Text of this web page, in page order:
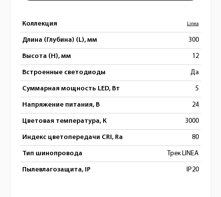
Коллекция Linea
Длина (Глубина) (L), мм 300
Высота (H), мм 12
Встроенные светодиоды Да
Суммарная мощность LED, Вт 5
Напряжение питания, В 24
Цветовая температура, К 3000
Индекс цветопередачи CRI, Ra 80
Тип шинопровода Трек LINEA
Пылевлагозащита, IP IP20